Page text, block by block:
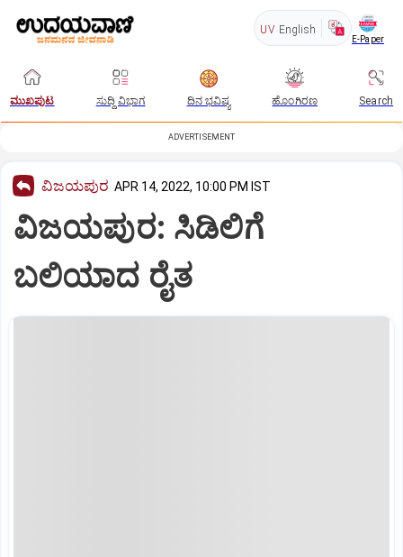
UV English
E-Paper
ಮುಖಪುಟ ಸುದ್ದಿ ವಿಭಾಗ ದಿನ ಭವಿಷ್ಯ ಹೊಂಗಿರಣ Search
ADVERTISEMENT
ವಿಜಯಪುರ APR 14, 2022, 10:00 PM IST
ವಿಜಯಪುರ: ಸಿಡಿಲಿಗೆ
ಬಲಿಯಾದ ರೈತ